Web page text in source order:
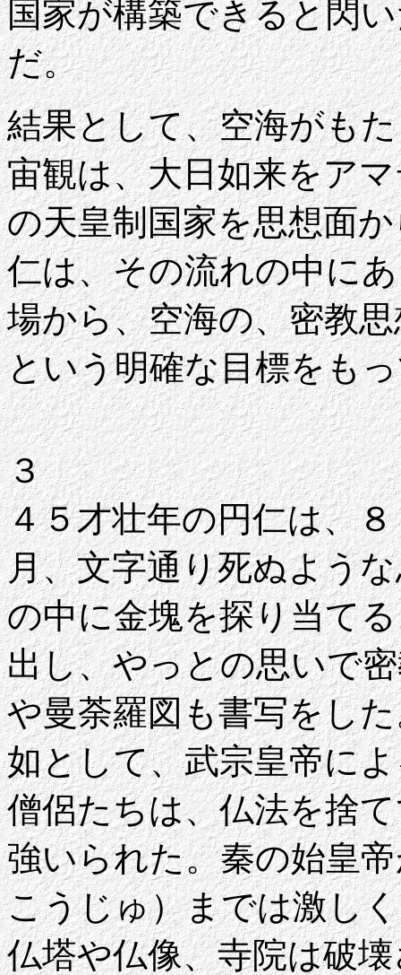
国家が構築できると閃
だ。
結果として、空海がも
宙観は、大日如来をア
の天皇制国家を思想面
仁は、その流れの中に
場から、空海の、密教
という明確な目標をも
３
４５才壮年の円仁は、
月、文字通り死ぬよう
の中に金塊を探り当て
出し、やっとの思いで
や曼荼羅図も書写をし
如として、武宗皇帝に
僧侶たちは、仏法を捨
強いられた。秦の始皇
こうじゅ）までは激し
仏塔や仏像、寺院は破